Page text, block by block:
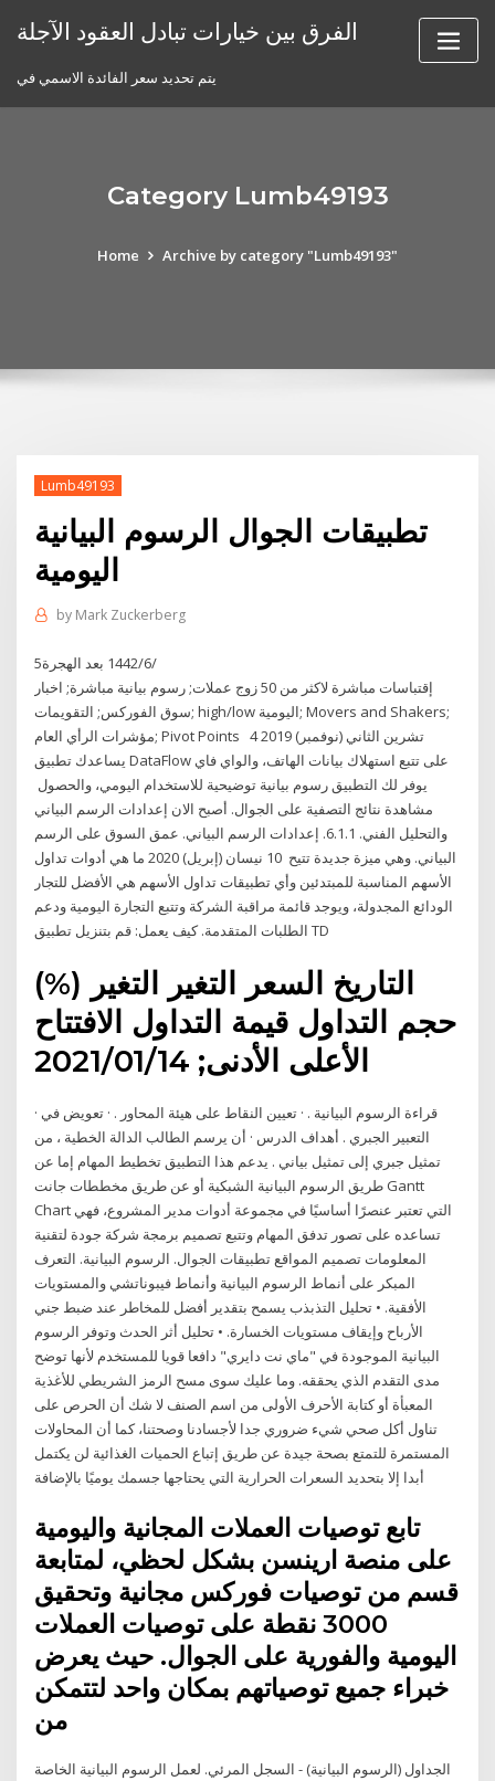
الفرق بين خيارات تبادل العقود الآجلة
يتم تحديد سعر الفائدة الاسمي في
Category Lumb49193
Home Archive by category "Lumb49193"
Lumb49193
تطبيقات الجوال الرسوم البيانية
اليومية
by Mark Zuckerberg
5‏‏/6‏‏/1442 بعد الهجرة
إقتباسات مباشرة لاكثر من 50 زوج عملات; رسوم بيانية مباشرة; اخبار
سوق الفوركس; التقويمات; high/low اليومية; Movers and Shakers;
مؤشرات الرأي العام; Pivot Points 4 تشرين الثاني (نوفمبر) 2019
يساعدك تطبيق DataFlow على تتبع استهلاك بيانات الهاتف، والواي فاي
يوفر لك التطبيق رسوم بيانية توضيحية للاستخدام اليومي، والحصول
مشاهدة نتائج التصفية على الجوال. أصبح الان إعدادات الرسم البياني
والتحليل الفني. 6.1.1. إعدادات الرسم البياني. عمق السوق على الرسم
البياني. وهي ميزة جديدة تتيح 10 نيسان (إبريل) 2020 ما هي أدوات تداول
الأسهم المناسبة للمبتدئين وأي تطبيقات تداول الأسهم هي الأفضل للتجار
الودائع المجدولة، ويوجد قائمة مراقبة الشركة وتتبع التجارة اليومية ودعم
الطلبات المتقدمة. كيف يعمل: قم بتنزيل تطبيق TD
التاريخ السعر التغير التغير (%)
حجم التداول قيمة التداول الافتتاح
الأعلى الأدنى; 2021/01/14
· قراءة الرسوم البيانية . · تعيين النقاط على هيئة المحاور . · تعويض في
التعبير الجبري . أهداف الدرس · أن يرسم الطالب الدالة الخطية ، من
تمثيل جبري إلى تمثيل بياني . يدعم هذا التطبيق تخطيط المهام إما عن
طريق الرسوم البيانية الشبكية أو عن طريق مخططات جانت Gantt
Chart التي تعتبر عنصرًا أساسيًا في مجموعة أدوات مدير المشروع، فهي
تساعده على تصور تدفق المهام وتتبع تصميم برمجة شركة جودة لتقنية
المعلومات تصميم المواقع تطبيقات الجوال. الرسوم البيانية. التعرف
المبكر على أنماط الرسوم البيانية وأنماط فيبوناتشي والمستويات
الأفقية. • تحليل التذبذب يسمح بتقدير أفضل للمخاطر عند ضبط جني
الأرباح وإيقاف مستويات الخسارة. • تحليل أثر الحدث وتوفر الرسوم
البيانية الموجودة في "ماي نت دايري" دافعا قويا للمستخدم لأنها توضح
مدى التقدم الذي يحققه. وما عليك سوى مسح الرمز الشريطي للأغذية
المعبأة أو كتابة الأحرف الأولى من اسم الصنف لا شك أن الحرص على
تناول أكل صحي شيء ضروري جدا لأجسادنا وصحتنا، كما أن المحاولات
المستمرة للتمتع بصحة جيدة عن طريق إتباع الحميات الغذائية لن يكتمل
أبدا إلا بتحديد السعرات الحرارية التي يحتاجها جسمك يوميًا بالإضافة
تابع توصيات العملات المجانية واليومية
على منصة ارينسن بشكل لحظي، لمتابعة
قسم من توصيات فوركس مجانية وتحقيق
3000 نقطة على توصيات العملات
اليومية والفورية على الجوال. حيث يعرض
خبراء جميع توصياتهم بمكان واحد لتتمكن
من
الجداول (الرسوم البيانية) - السجل المرئي. لعمل الرسوم البيانية الخاصة